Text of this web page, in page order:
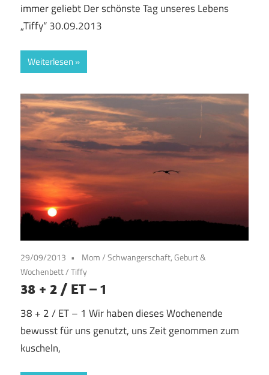
immer geliebt Der schönste Tag unseres Lebens
„Tiffy“ 30.09.2013
Weiterlesen
29/09/2013 Mom/Schwangerschaft, Geburt &
Wochenbett/Tiffy
38 + 2 / ET – 1
38 + 2 / ET – 1 Wir haben dieses Wochenende
bewusst für uns genutzt, uns Zeit genommen zum
kuscheln,